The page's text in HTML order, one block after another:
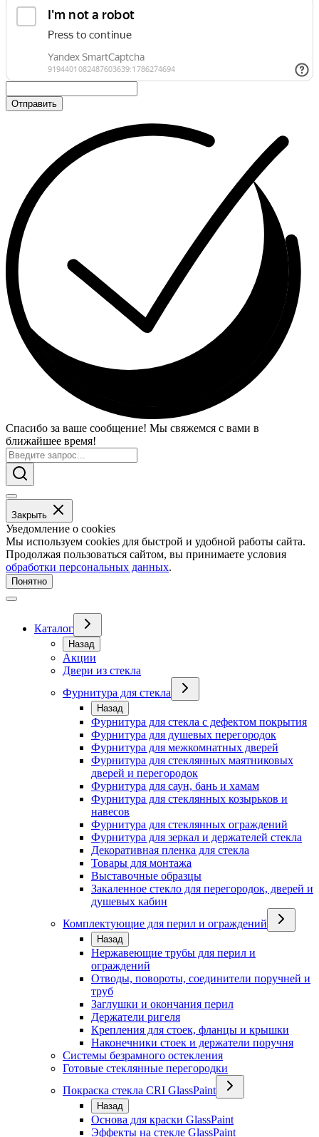
Отправить
Спасибо за ваше сообщение! Мы свяжемся с вами в
ближайшее время!
Закрыть
Уведомление о cookies
Мы используем cookies для быстрой и удобной работы сайта.
Продолжая пользоваться сайтом, вы принимаете условия
обработки персональных данных.
Понятно
Каталог
Назад
Акции
Двери из стекла
Фурнитура для стекла
Назад
Фурнитура для стекла с дефектом покрытия
Фурнитура для душевых перегородок
Фурнитура для межкомнатных дверей
Фурнитура для стеклянных маятниковых
дверей и перегородок
Фурнитура для саун, бань и хамам
Фурнитура для стеклянных козырьков и
навесов
Фурнитура для стеклянных ограждений
Фурнитура для зеркал и держателей стекла
Декоративная пленка для стекла
Товары для монтажа
Выставочные образцы
Закаленное стекло для перегородок, дверей и
душевых кабин
Комплектующие для перил и ограждений
Назад
Нержавеющие трубы для перил и
ограждений
Отводы, повороты, соединители поручней и
труб
Заглушки и окончания перил
Держатели ригеля
Крепления для стоек, фланцы и крышки
Наконечники стоек и держатели поручня
Системы безрамного остекления
Готовые стеклянные перегородки
Покраска стекла CRI GlassPaint
Назад
Основа для краски GlassPaint
Эффекты на стекле GlassPaint